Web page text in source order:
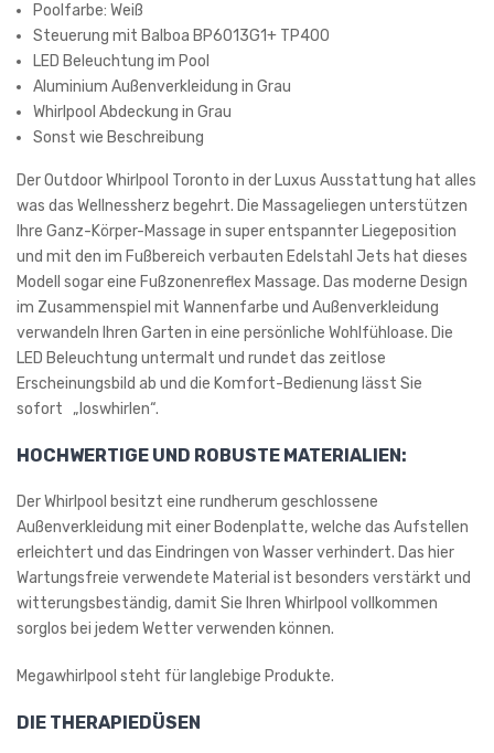
Poolfarbe: Weiß
Steuerung mit Balboa BP6013G1+ TP400
LED Beleuchtung im Pool
Aluminium Außenverkleidung in Grau
Whirlpool Abdeckung in Grau
Sonst wie Beschreibung
Der Outdoor Whirlpool Toronto in der Luxus Ausstattung hat alles
was das Wellnessherz begehrt. Die Massageliegen unterstützen
Ihre Ganz-Körper-Massage in super entspannter Liegeposition
und mit den im Fußbereich verbauten Edelstahl Jets hat dieses
Modell sogar eine Fußzonenreflex Massage. Das moderne Design
im Zusammenspiel mit Wannenfarbe und Außenverkleidung
verwandeln Ihren Garten in eine persönliche Wohlfühloase. Die
LED Beleuchtung untermalt und rundet das zeitlose
Erscheinungsbild ab und die Komfort-Bedienung lässt Sie
sofort „loswhirlen“.
HOCHWERTIGE UND ROBUSTE MATERIALIEN:
Der Whirlpool besitzt eine rundherum geschlossene
Außenverkleidung mit einer Bodenplatte, welche das Aufstellen
erleichtert und das Eindringen von Wasser verhindert. Das hier
Wartungsfreie verwendete Material ist besonders verstärkt und
witterungsbeständig, damit Sie Ihren Whirlpool vollkommen
sorglos bei jedem Wetter verwenden können.
Megawhirlpool steht für langlebige Produkte.
DIE THERAPIEDÜSEN